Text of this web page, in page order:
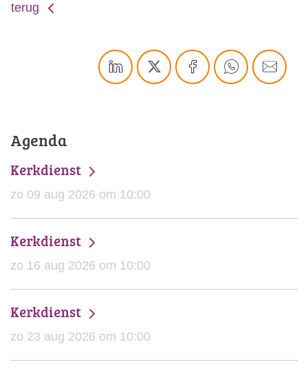
terug
Agenda
Kerkdienst
zo 09 aug 2026 om 10:00
Kerkdienst
zo 16 aug 2026 om 10:00
Kerkdienst
zo 23 aug 2026 om 10:00